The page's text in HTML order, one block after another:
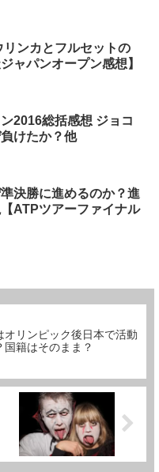
リンカとフルセットの
ャパンオープン感想】
2016総括感想 ジョコ
けたか？他
決勝に進めるのか？進
ATPツアーファイナル
オリンピック後日本で活動
国籍はそのまま？